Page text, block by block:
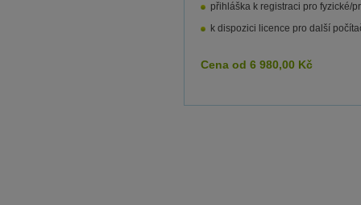
přihláška k registraci pro fyzické/
k dispozici licence pro další
Cena od 6 980,00 Kč